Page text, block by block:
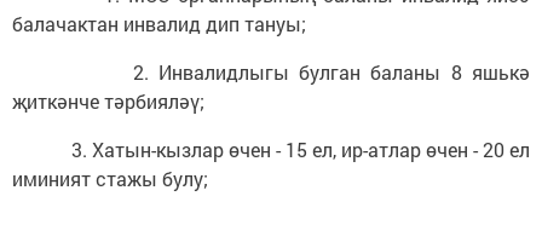
балачактан инвалид дип тануы;
2. Инвалидлыгы булган баланы 8 яшькә
җиткәнче тәрбияләү;
3. Хатын-кызлар өчен - 15 ел, ир-атлар өчен - 20 ел
иминият стажы булу;